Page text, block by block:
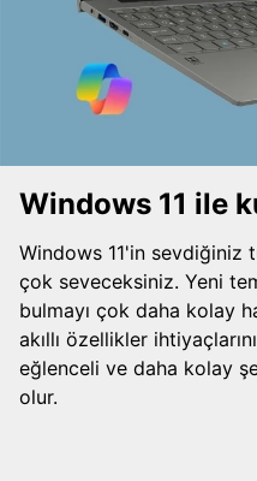
Windows 11 ile
Windows 11'in sevdiğiniz
çok seveceksiniz. Yeni
bulmayı çok daha kolay
akıllı özellikler
eğlenceli ve daha kolay
olur.